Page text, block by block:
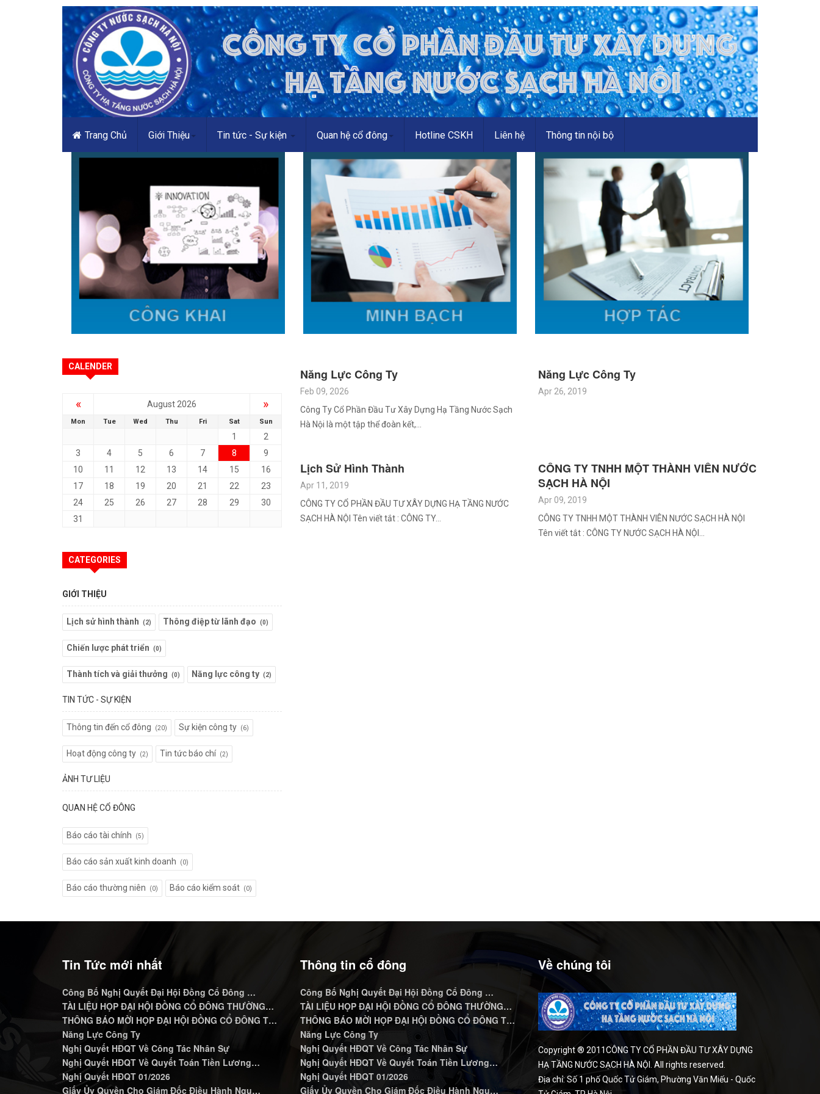
Trang Chủ Giới Thiệu Tin tức - Sự kiện Quan hệ cổ đông Hotline CSKH Liên hệ Thông tin nội bộ
Năng Lực Công Ty
Feb 09, 2026
Công Ty Cổ Phần Đầu Tư Xây Dựng Hạ Tầng Nước Sạch
Hà Nội là một tập thể đoàn kết,…
Năng Lực Công Ty
Apr 26, 2019
Lịch Sử Hình Thành
Apr 11, 2019
CÔNG TY CỔ PHẦN ĐẦU TƯ XÂY DỰNG HẠ TẦNG NƯỚC
SẠCH HÀ NỘI Tên viết tắt : CÔNG TY…
CÔNG TY TNHH MỘT THÀNH VIÊN NƯỚC
SẠCH HÀ NỘI
Apr 09, 2019
CÔNG TY TNHH MỘT THÀNH VIÊN NƯỚC SẠCH HÀ NỘI
Tên viết tắt : CÔNG TY NƯỚC SẠCH HÀ NỘI…
CALENDER
« August 2026 »
Mon Tue Wed Thu Fri Sat Sun
1
2
3
4 5 6 7 8
9
10
11 12 13 14 15
16
17
18 19 20 21 22
23
24
25 26 27 28 29
30
31
CATEGORIES
GIỚI THIỆU
Lịch sử hình thành (2) Thông điệp từ lãnh đạo (0)
Chiến lược phát triển (0)
Thành tích và giải thưởng (0) Năng lực công ty (2)
TIN TỨC - SỰ KIỆN
Thông tin đến cổ đông (20) Sự kiện công ty (6)
Hoạt động công ty (2) Tin tức báo chí (2)
ẢNH TƯ LIỆU
QUAN HỆ CỔ ĐÔNG
Báo cáo tài chính (5)
Báo cáo sản xuất kinh doanh (0)
Báo cáo thường niên (0) Báo cáo kiểm soát (0)
Tin Tức mới nhất
Công Bố Nghị Quyết Đại Hội Đồng Cổ Đông …
TÀI LIỆU HỌP ĐẠI HỘI ĐỒNG CỔ ĐÔNG THƯỜNG…
THÔNG BÁO MỜI HỌP ĐẠI HỘI ĐỒNG CỔ ĐÔNG T…
Năng Lực Công Ty
Nghị Quyết HĐQT Về Công Tác Nhân Sự
Nghị Quyết HĐQT Về Quyết Toán Tiền Lương…
Nghị Quyết HĐQT 01/2026
Giấy Ủy Quyền Cho Giám Đốc Điều Hành Ngu…
Thông tin cổ đông
Công Bố Nghị Quyết Đại Hội Đồng Cổ Đông …
TÀI LIỆU HỌP ĐẠI HỘI ĐỒNG CỔ ĐÔNG THƯỜNG…
THÔNG BÁO MỜI HỌP ĐẠI HỘI ĐỒNG CỔ ĐÔNG T…
Năng Lực Công Ty
Nghị Quyết HĐQT Về Công Tác Nhân Sự
Nghị Quyết HĐQT Về Quyết Toán Tiền Lương…
Nghị Quyết HĐQT 01/2026
Giấy Ủy Quyền Cho Giám Đốc Điều Hành Ngu…
Về chúng tôi
Copyright ® 2011CÔNG TY CỔ PHẦN ĐẦU TƯ XÂY DỰNG
HẠ TẦNG NƯỚC SẠCH HÀ NỘI. All rights reserved.
Địa chỉ: Số 1 phố Quốc Tử Giám, Phường Văn Miếu - Quốc